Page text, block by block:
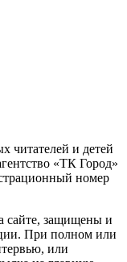
читателей и детей
«ТК Город»
номер
сайте, защищены и
При полном или
или